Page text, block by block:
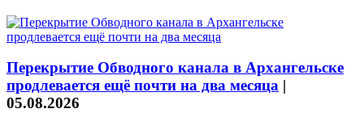
Перекрытие Обводного канала в Архангельске
продлевается ещё почти на два месяца |
05.08.2026